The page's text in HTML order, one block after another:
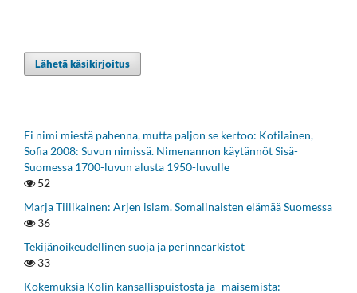
Lähetä käsikirjoitus
Ei nimi miestä pahenna, mutta paljon se kertoo: Kotilainen,
Sofia 2008: Suvun nimissä. Nimenannon käytännöt Sisä-
Suomessa 1700-luvun alusta 1950-luvulle
52
Marja Tiilikainen: Arjen islam. Somalinaisten elämää Suomessa
36
Tekijänoikeudellinen suoja ja perinnearkistot
33
Kokemuksia Kolin kansallispuistosta ja -maisemista: